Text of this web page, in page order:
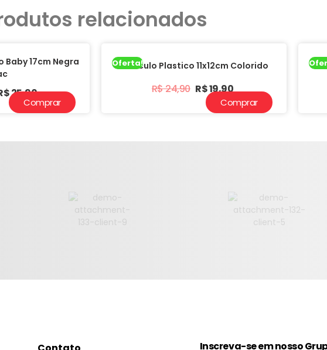
relacionados
Baby 17cm Negra
25,90
Oferta!
Binoculo Plastico 11x12cm Colorido
R$24,90 R$19,90
Comprar Comprar
Inscreva-se em nosso